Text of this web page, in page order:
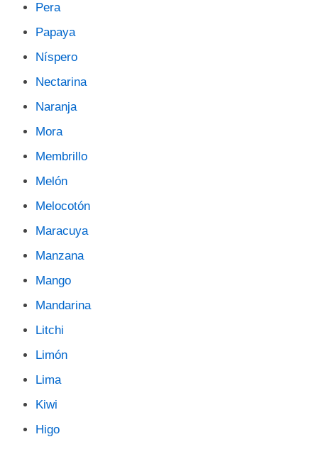
Pera
Papaya
Níspero
Nectarina
Naranja
Mora
Membrillo
Melón
Melocotón
Maracuya
Manzana
Mango
Mandarina
Litchi
Limón
Lima
Kiwi
Higo